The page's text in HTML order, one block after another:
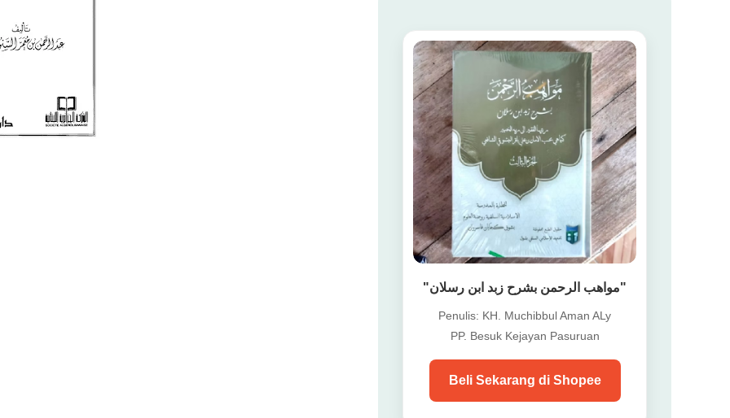
"مواهب الرحمن بشرح زبد ابن رسلان"
Penulis: KH. Muchibbul Aman ALy
PP. Besuk Kejayan Pasuruan
Beli Sekarang di Shopee